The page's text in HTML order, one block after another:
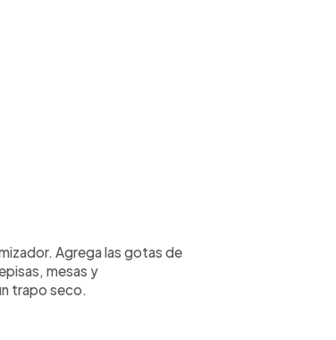
Agrega las gotas de
mesas y
trapo seco.